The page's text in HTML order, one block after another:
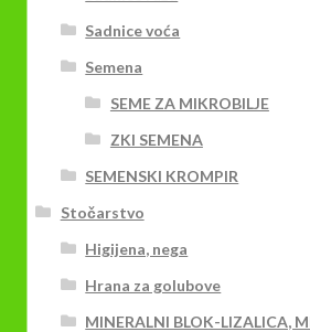
Sadnice voća
Semena
SEME ZA MIKROBILJE
ZKI SEMENA
SEMENSKI KROMPIR
Stočarstvo
Higijena, nega
Hrana za golubove
MINERALNI BLOK-LIZALICA,